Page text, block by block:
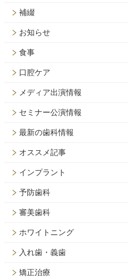
補綴
お知らせ
食事
口腔ケア
メディア出演情報
セミナー公演情報
最新の歯科情報
オススメ記事
インプラント
予防歯科
審美歯科
ホワイトニング
入れ歯・義歯
矯正治療